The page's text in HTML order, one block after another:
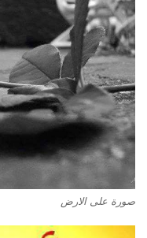
صورة على الارض